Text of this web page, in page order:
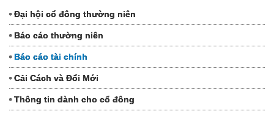
Đại hội cổ đông thường niên
Báo cáo thường niên
Báo cáo tài chính
Cải Cách và Đổi Mới
Thông tin dành cho cổ đông